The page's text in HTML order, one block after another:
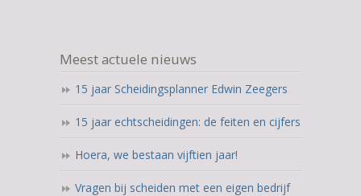
Meest actuele nieuws
15 jaar Scheidingsplanner Edwin Zeegers
15 jaar echtscheidingen: de feiten en cijfers
Hoera, we bestaan vijftien jaar!
Vragen bij scheiden met een eigen bedrijf